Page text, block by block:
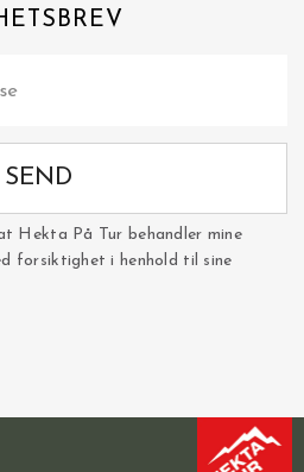
SEND
Hekta På Tur behandler mine
forsiktighet i henhold til sine